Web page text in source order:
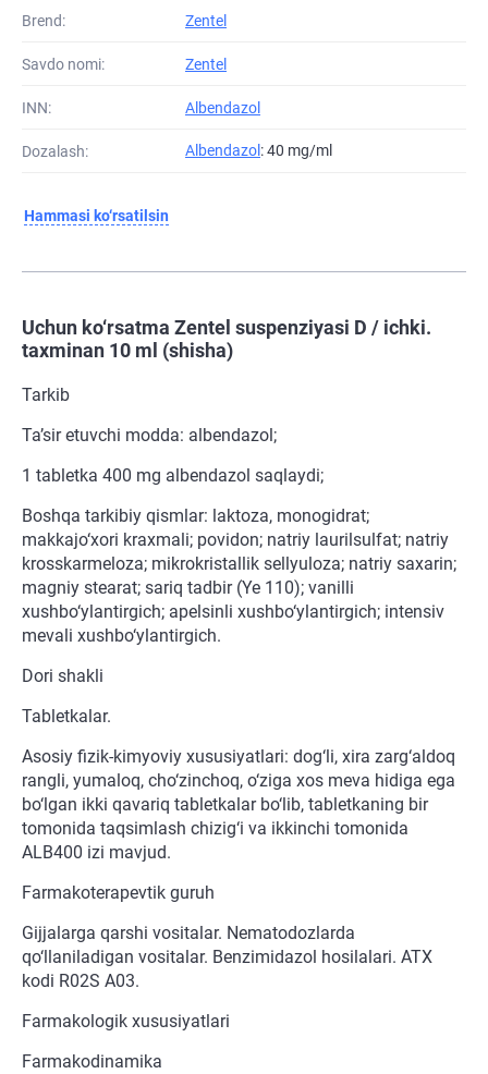
Brend: Zentel
Savdo nomi: Zentel
INN: Albendazol
Dozalash: Albendazol : 40 mg/ml
Hammasi ko‘rsatilsin
Uchun ko‘rsatma Zentel suspenziyasi D / ichki.
taxminan 10 ml (shisha)
Tarkib
Ta’sir etuvchi modda: albendazol;
1 tabletka 400 mg albendazol saqlaydi;
Boshqa tarkibiy qismlar: laktoza, monogidrat;
makkajo‘xori kraxmali; povidon; natriy laurilsulfat; natriy
krosskarmeloza; mikrokristallik sellyuloza; natriy saxarin;
magniy stearat; sariq tadbir (Ye 110); vanilli
xushbo‘ylantirgich; apelsinli xushbo‘ylantirgich; intensiv
mevali xushbo‘ylantirgich.
Dori shakli
Tabletkalar.
Asosiy fizik-kimyoviy xususiyatlari: dog‘li, xira zarg‘aldoq
rangli, yumaloq, cho‘zinchoq, o‘ziga xos meva hidiga ega
bo‘lgan ikki qavariq tabletkalar bo‘lib, tabletkaning bir
tomonida taqsimlash chizig‘i va ikkinchi tomonida
ALB400 izi mavjud.
Farmakoterapevtik guruh
Gijjalarga qarshi vositalar. Nematodozlarda
qo‘llaniladigan vositalar. Benzimidazol hosilalari. ATX
kodi R02S A03.
Farmakologik xususiyatlari
Farmakodinamika